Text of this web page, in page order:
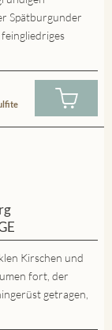
Spätburgunder
Kirschen und
fort, der
getragen,